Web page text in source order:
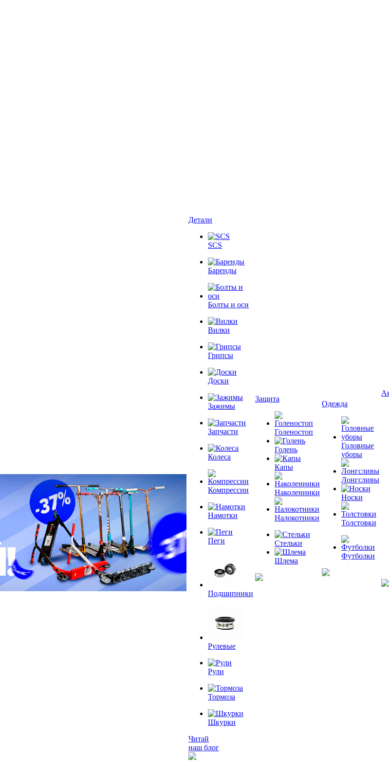
Детали
SCS
Баренды
Болты и оси
Вилки
Грипсы
Доски
Зажимы
Запчасти
Колеса
Компрессии
Намотки
Пеги
Подшипники
Рулевые
Рули
Тормоза
Шкурки
Читай
наш блог
Защита
Голеностоп
Голень
Капы
Наколенники
Налокотники
Стельки
Шлема
Одежда
Головные
уборы
Лонгсливы
Носки
Толстовки
Футболки